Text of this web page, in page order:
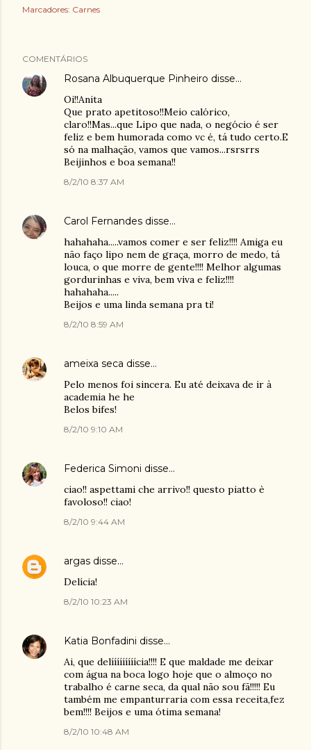
Marcadores: Carnes
COMENTÁRIOS
Rosana Albuquerque Pinheiro disse…
Oi!!Anita
Que prato apetitoso!!Meio calórico,
claro!!Mas...que Lipo que nada, o negócio é ser
feliz e bem humorada como vc é, tá tudo certo.E
só na malhação, vamos que vamos...rsrsrrs
Beijinhos e boa semana!!
8/2/10 8:37 AM
Carol Fernandes disse…
hahahaha.....vamos comer e ser feliz!!!! Amiga eu
não faço lipo nem de graça, morro de medo, tá
louca, o que morre de gente!!!! Melhor algumas
gordurinhas e viva, bem viva e feliz!!!!
hahahaha.....
Beijos e uma linda semana pra ti!
8/2/10 8:59 AM
ameixa seca disse…
Pelo menos foi sincera. Eu até deixava de ir à
academia he he
Belos bifes!
8/2/10 9:10 AM
Federica Simoni disse…
ciao!! aspettami che arrivo!! questo piatto è
favoloso!! ciao!
8/2/10 9:44 AM
argas disse…
Delícia!
8/2/10 10:23 AM
Katia Bonfadini disse…
Ai, que delííííííííícia!!!! E que maldade me deixar
com água na boca logo hoje que o almoço no
trabalho é carne seca, da qual não sou fã!!!!! Eu
também me empanturraria com essa receita,fez
bem!!!! Beijos e uma ótima semana!
8/2/10 10:48 AM